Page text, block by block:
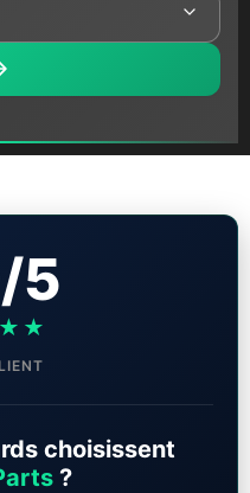
5
choisissent
?